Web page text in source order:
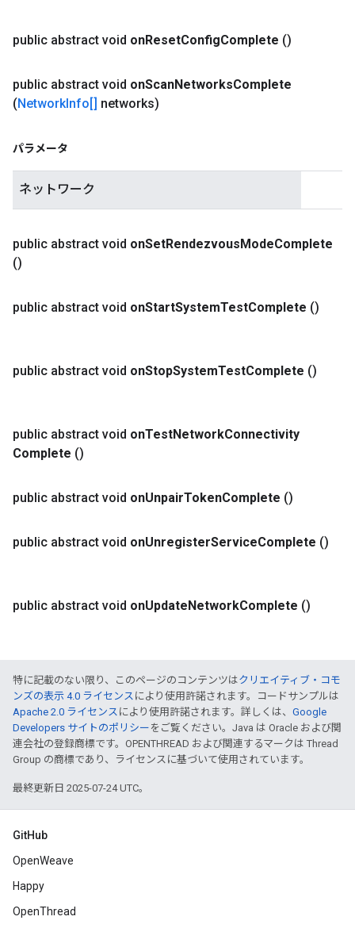
public abstract void onResetConfigComplete ()
public abstract void onScanNetworksComplete
(NetworkInfo[] networks)
パラメータ
ネットワーク
public abstract void onSetRendezvousModeComplete
()
public abstract void onStartSystemTestComplete ()
public abstract void onStopSystemTestComplete ()
public abstract void onTestNetworkConnectivity
Complete ()
public abstract void onUnpairTokenComplete ()
public abstract void onUnregisterServiceComplete ()
public abstract void onUpdateNetworkComplete ()
特に記載のない限り、このページのコンテンツはクリエイティブ・コモ
ンズの表示 4.0 ライセンス により使用許諾されます。コードサンプルは
Apache 2.0 ライセンス により使用許諾されます。詳しくは、 Google
Developers サイトのポリシー をご覧ください。Java は Oracle および関
連会社の登録商標です。OPENTHREAD および関連するマークは Thread
Group の商標であり、ライセンスに基づいて使用されています。
最終更新日 2025-07-24 UTC。
GitHub
OpenWeave
Happy
OpenThread